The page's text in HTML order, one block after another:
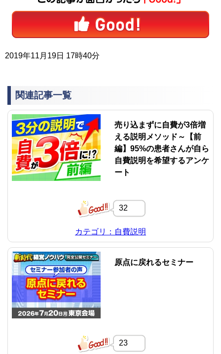
2019年11月19日 17時40分
関連記事一覧
売り込まずに自費が3倍増
える説明メソッド～【前
編】95%の患者さんが自ら
自費説明を希望するアンケ
ート
32
カテゴリ：自費説明
原点に戻れるセミナー
23